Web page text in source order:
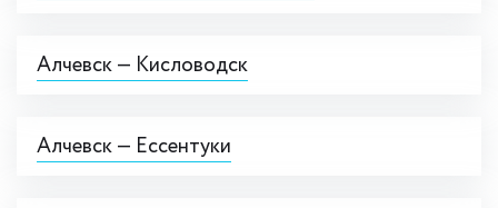
Алчевск — Кисловодск
Алчевск — Ессентуки